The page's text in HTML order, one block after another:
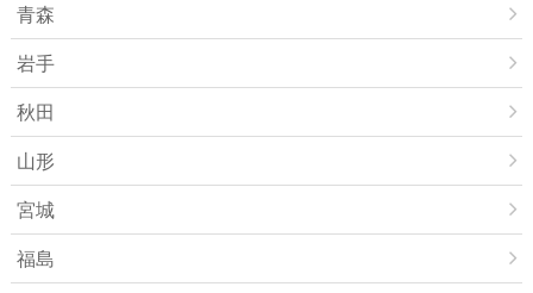
青森
岩手
秋田
山形
宮城
福島